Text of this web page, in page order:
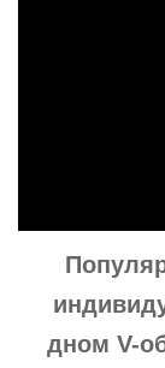
дном V-